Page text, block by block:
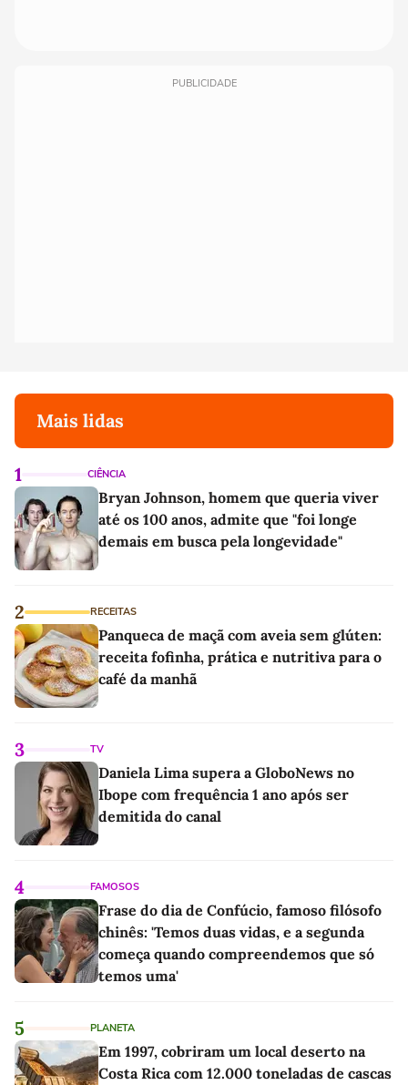
PUBLICIDADE
Mais lidas
1 CIÊNCIA
Bryan Johnson, homem que queria viver
até os 100 anos, admite que "foi longe
demais em busca pela longevidade"
2 RECEITAS
Panqueca de maçã com aveia sem glúten:
receita fofinha, prática e nutritiva para o
café da manhã
3 TV
Daniela Lima supera a GloboNews no
Ibope com frequência 1 ano após ser
demitida do canal
4 FAMOSOS
Frase do dia de Confúcio, famoso filósofo
chinês: 'Temos duas vidas, e a segunda
começa quando compreendemos que só
temos uma'
5 PLANETA
Em 1997, cobriram um local deserto na
Costa Rica com 12.000 toneladas de cascas